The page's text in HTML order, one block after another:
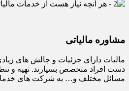
مشاوره مالیاتی
مالیات دارای جزئیات و چالش های
دست افراد متخصص بسپارند. تهیه و
مسائل مختلف و… به شرکت های